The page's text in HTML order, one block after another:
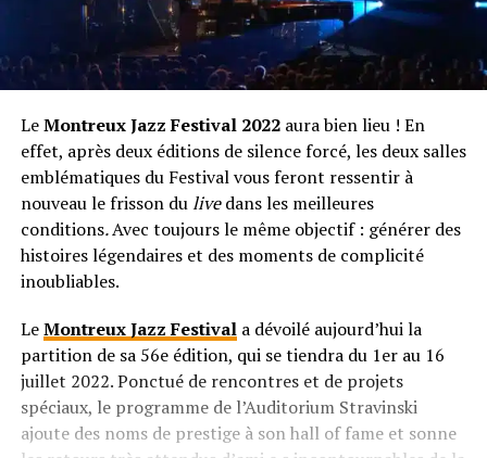
LeMontreux Jazz Festival 2022aura bien lieu ! En
effet, après deux éditions de silence forcé, les deux salles
emblématiques du Festival vous feront ressentir à
nouveau le frisson dulivedans les meilleures
conditions.Avec toujours le même objectif : générer des
histoires légendaires et des moments de complicité
inoubliables.
LeMontreux Jazz Festivala dévoilé aujourd’hui la
partition de sa 56e édition, qui se tiendra du 1er au 16
juillet 2022. Ponctué de rencontres et de projets
spéciaux, le programme de l’Auditorium Stravinski
ajoute des noms de prestige à son hall of fame et sonne